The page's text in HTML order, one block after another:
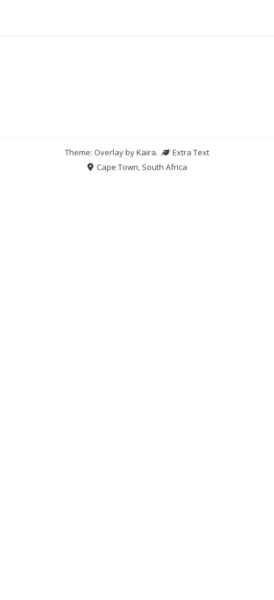
Theme: Overlay byKaira.
Extra Text
Cape Town, South Africa